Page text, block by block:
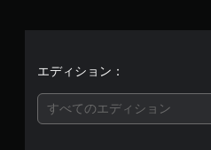
エディション：
すべてのエディション